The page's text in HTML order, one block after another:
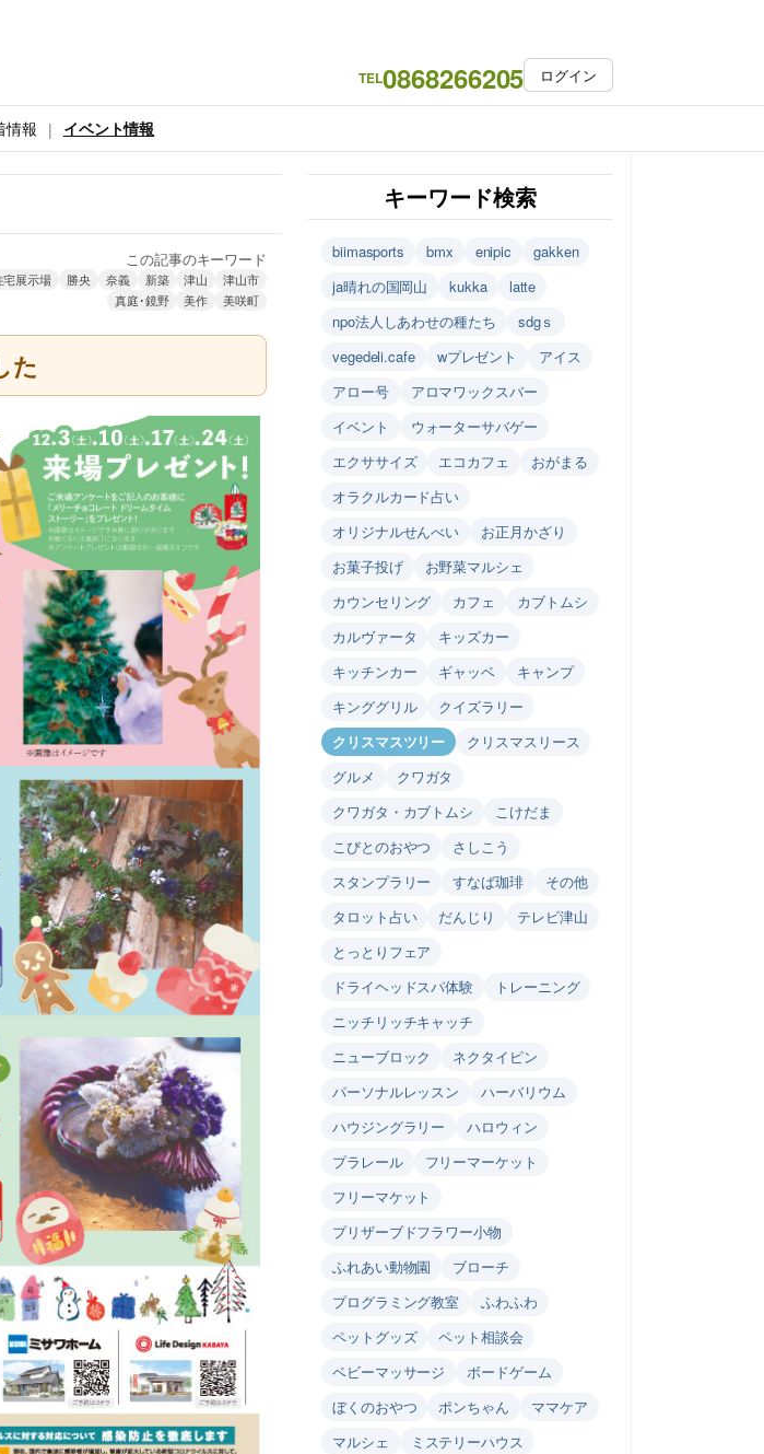
TEL0868266205 ログイン
情報 イベント情報
この記事のキーワード
宅展示場 勝央 奈義 新築 津山
津山市
真庭･鏡野
美作 美咲町
た
キーワード検索
biimasports bmx enipic
gakken
ja晴れの国岡山
kukka
latte
npo法人しあわせの種たち
sdgｓ
vegedeli.cafe
wプレゼント
アイス
アロー号
アロマワックスバー
イベント
ウォーターサバゲー
エクササイズ
エコカフェ
おがまる
オラクルカード占い
オリジナルせんべい
お正月かざり
お菓子投げ
お野菜マルシェ
カウンセリング
カフェ
カブトムシ
カルヴァータ
キッズカー
キッチンカー
ギャッベ
キャンプ
キンググリル
クイズラリー
クリスマスツリー
クリスマスリース
グルメ
クワガタ
クワガタ・カブトムシ
こけだま
こびとのおやつ
さしこう
スタンプラリー
すなば珈琲
その他
タロット占い
だんじり
テレビ津山
とっとりフェア
ドライヘッドスパ体験
トレーニング
ニッチリッチキャッチ
ニューブロック
ネクタイピン
パーソナルレッスン
ハーバリウム
ハウジングラリー
ハロウィン
プラレール
フリーマーケット
フリーマケット
プリザーブドフラワー小物
ふれあい動物園
ブローチ
プログラミング教室
ふわふわ
ペットグッズ
ペット相談会
ベビーマッサージ
ボードゲーム
ぼくのおやつ
ポンちゃん
ママケア
マルシェ
ミステリーハウス